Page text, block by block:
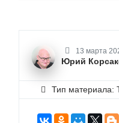
13 марта
Юрий
Тип материала: